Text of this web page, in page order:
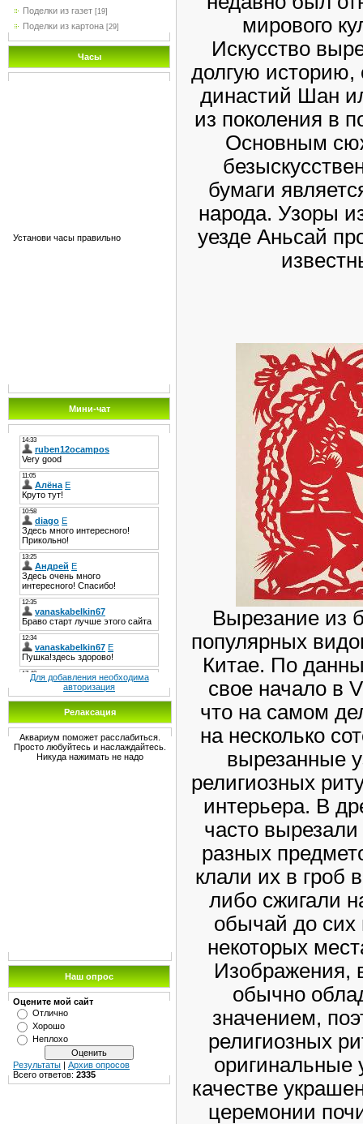
Поделки из газет [19]
Поделки из картона [29]
Часы
Установи часы правильно
Мини-чат
Для добавления необходима
авторизация
Релаксация
Аквариум поможет расслабиться.
Просто любуйтесь и наслаждайтесь.
Никуда нажимать не надо
Наш опрос
Оцените мой сайт
Отлично
Хорошо
Неплохо
Результаты | Архив опросов
Всего ответов: 2335
мирового
Искусство
долгую историю,
династий Шан
из поколения в
Основным
бумаги
народа. Узоры
уезде Аньсай
Вырезание из
популярных
Китае. По
свое начало в
что на самом
на несколько
вырезанные
религиозных
интерьера. В
часто
разных
клали их в гроб
либо сжигали
обычай до сих
некоторых
Изображения,
обычно
значением,
религиозных
качестве
церемонии